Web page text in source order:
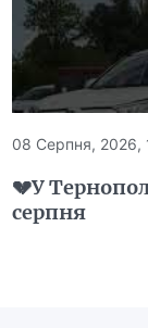
08 Серпня, 2026,
💔У
серпня